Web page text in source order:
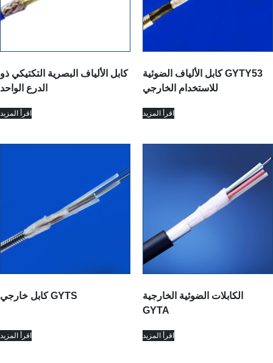
كابل الألياف البصرية التكتيكي ذو
الدرع الواحد
اقرأ المزيد
كابل الألياف الضوئية GYTY53
اقرأ المزيد
كابل خارجي GYTS
اقرأ المزيد
الكابلات الضوئية الخارجية
GYTA
اقرأ المزيد